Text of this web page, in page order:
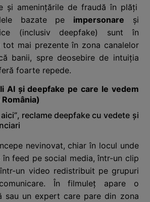
și amenințările de fraudă în plăți
bazate pe impersonare și
(inclusiv deepfake) sunt în
tot mai prezente în zona canalelor
banii, spre deosebire de intuiția
foarte repede.
AI și deepfake pe care le vedem
reclame deepfake cu vedete și
nevinovat, chiar în locul unde
feed pe social media, într-un clip
un video redistribuit pe grupuri
În filmuleț apare o
sau un expert care pare din zona